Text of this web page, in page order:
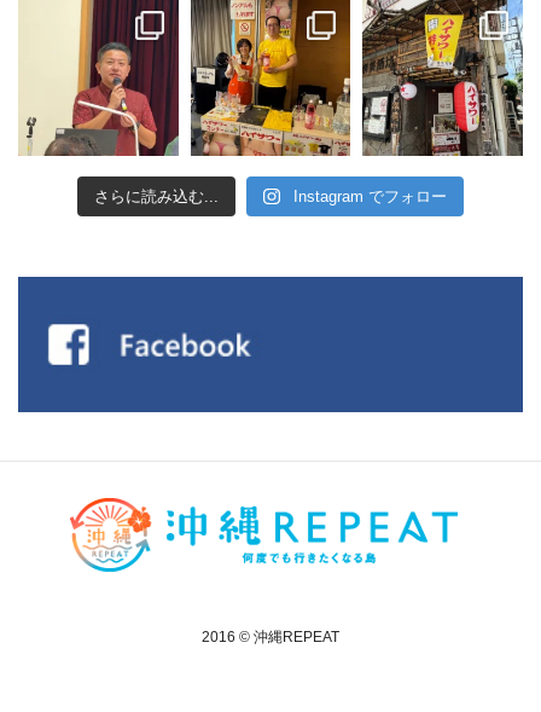
さらに読み込む... Instagram でフォロー
2016 © 沖縄REPEAT